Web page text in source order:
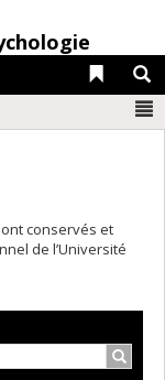
Liens
conservés et
de l’Université